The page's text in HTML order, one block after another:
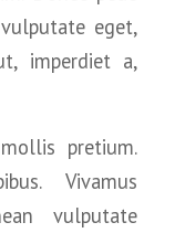
eget,
imperdiet a,
pretium.
Vivamus
vulputate